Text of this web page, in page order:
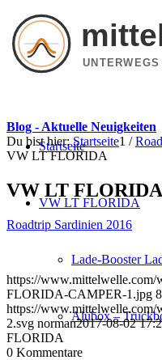
Startseite
VW LT FLORIDA
Lade-Booster
Alubox –
Blog - Aktuelle Neuigkeiten
Du bist hier: Startseite1 /
VW LT FLORIDA
VW LT FLORIDA
Roadtrip Sardinien 2016
https://www.mittelwelle.com/
FLORIDA-CAMPER-1.jpg
https://www.mittelwelle.com/
2.svg norman2017-08-02
FLORIDA
0 Kommentare